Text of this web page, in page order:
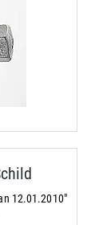
12.01.2010"